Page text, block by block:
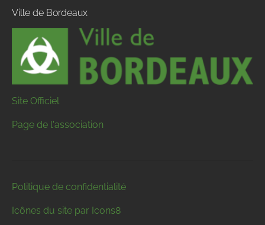
Ville de Bordeaux
Site Officiel
Page de l'association
Politique de confidentialité
Icônes du site par Icons8